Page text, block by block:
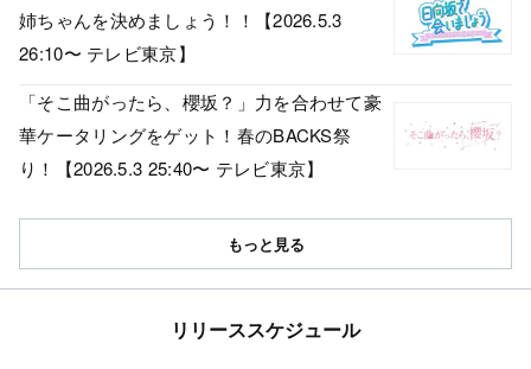
姉ちゃんを決めましょう！！【2026.5.3
26:10〜 テレビ東京】
「そこ曲がったら、櫻坂？」力を合わせて豪
華ケータリングをゲット！春のBACKS祭
り！【2026.5.3 25:40〜 テレビ東京】
もっと見る
リリーススケジュール